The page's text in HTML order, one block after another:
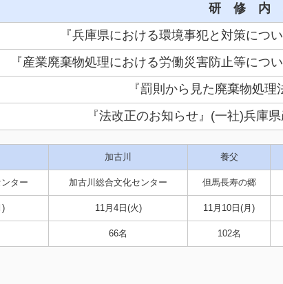
研 修 内
『兵庫県における環境事犯と対策につ
『産業廃棄物処理における労働災害防止等につ
『罰則から見た廃棄物処理
『法改正のお知らせ 』 (一社)兵庫
加古川 養父
ター 加古川総合文化センター 但馬長寿の郷
) 11月4日(火) 11月10日(月)
66名 102名